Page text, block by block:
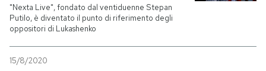
SHOP
CALENDARIO
"Nexta Live", fondato dal ventiduenne Stepan
Putilo, è diventato il punto di riferimento degli
oppositori di Lukashenko
15/8/2020